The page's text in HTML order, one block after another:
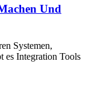
Und
Systemen,
es Integration Tools